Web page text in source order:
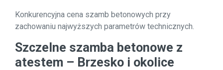
Konkurencyjna cena szamb betonowych przy
zachowaniu najwyższych parametrów technicznych.
Szczelne szamba betonowe z
atestem – Brzesko i okolice